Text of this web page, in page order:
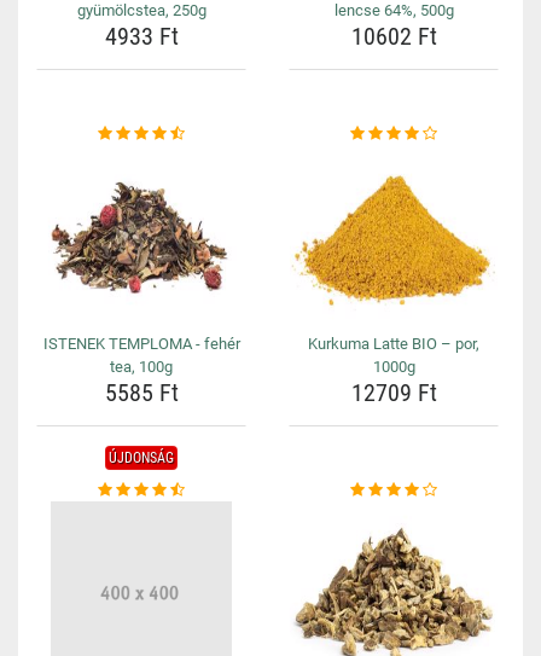
gyümölcstea, 250g
4933 Ft
lencse 64%, 500g
10602 Ft
ISTENEK TEMPLOMA - fehér
tea, 100g
5585 Ft
Kurkuma Latte BIO – por,
1000g
12709 Ft
ÚJDONSÁG